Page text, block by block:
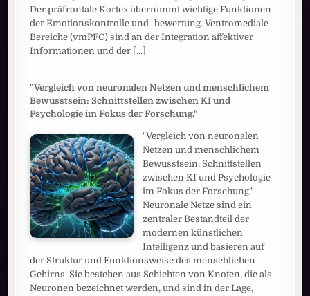
Der präfrontale Kortex übernimmt wichtige Funktionen
der Emotionskontrolle und -bewertung. Ventromediale
Bereiche (vmPFC) sind an der Integration affektiver
Informationen und der [...]
"Vergleich von neuronalen Netzen und menschlichem
Bewusstsein: Schnittstellen zwischen KI und
Psychologie im Fokus der Forschung."
"Vergleich von neuronalen
Netzen und menschlichem
Bewusstsein: Schnittstellen
zwischen KI und Psychologie
im Fokus der Forschung."
Neuronale Netze sind ein
zentraler Bestandteil der
modernen künstlichen
Intelligenz und basieren auf
der Struktur und Funktionsweise des menschlichen
Gehirns. Sie bestehen aus Schichten von Knoten, die als
Neuronen bezeichnet werden, und sind in der Lage,